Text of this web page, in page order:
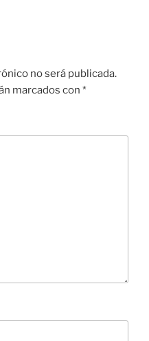
no será publicada.
marcados con *